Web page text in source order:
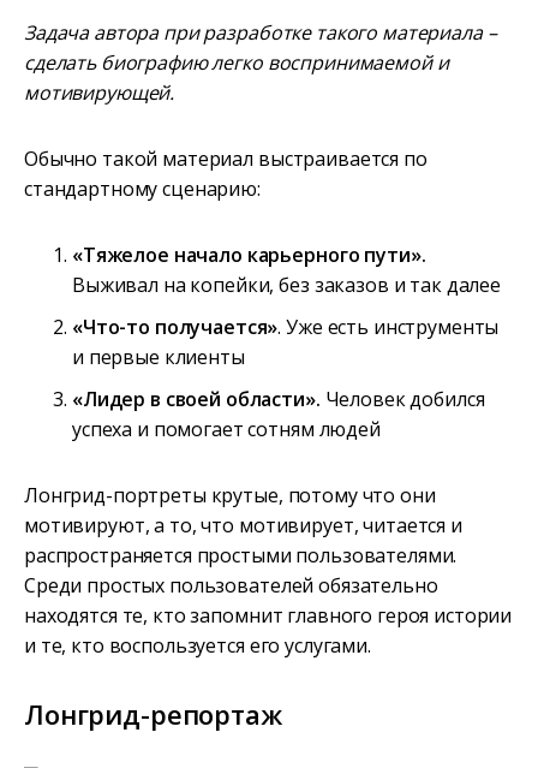
Задача автора при разработке такого материала –
сделать биографию легко воспринимаемой и
мотивирующей.
Обычно такой материал выстраивается по
стандартному сценарию:
«Тяжелое начало карьерного пути».
Выживал на копейки, без заказов и так далее
«Что-то получается». Уже есть инструменты
и первые клиенты
«Лидер в своей области». Человек добился
успеха и помогает сотням людей
Лонгрид-портреты крутые, потому что они
мотивируют, а то, что мотивирует, читается и
распространяется простыми пользователями.
Среди простых пользователей обязательно
находятся те, кто запомнит главного героя истории
и те, кто воспользуется его услугами.
Лонгрид-репортаж